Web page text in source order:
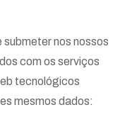
submeter nos nossos
com os serviços
tecnológicos
mesmos dados: